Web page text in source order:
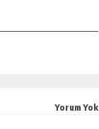
Yorum Yok